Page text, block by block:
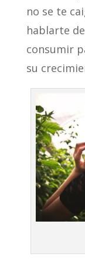
no se te
hablarte
consumir
su